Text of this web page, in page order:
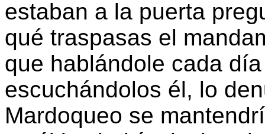
estaban a la puerta
qué traspasas el
que hablándole cada
escuchándolos él, lo
Mardoqueo se